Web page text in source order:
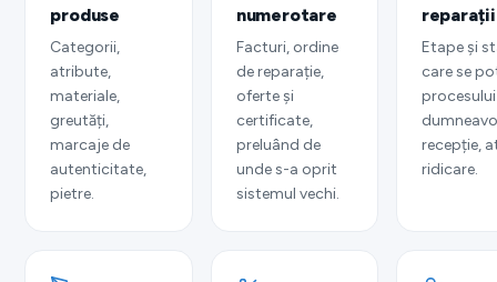
produse
Categorii,
atribute,
materiale,
greutăți,
marcaje de
autenticitate,
pietre.
numerotare
Facturi, ordine
de reparație,
oferte și
certificate,
preluând de
unde s-a oprit
sistemul vechi.
reparații
Etape și
care se
procesului
recepție,
ridicare.